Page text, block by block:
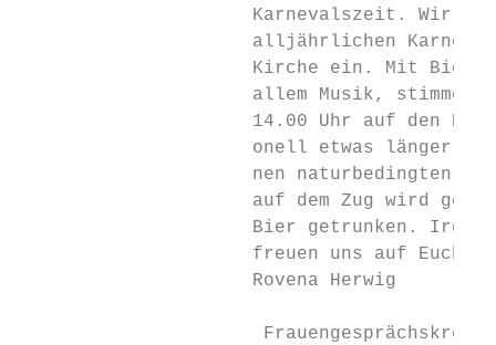
Karnevalszeit. Wir
alljährlichen
Kirche ein. Mit Bier,
allem Musik, stimmen
14.00 Uhr auf den
onell etwas länger
nen naturbedingten
auf dem Zug wird
Bier getrunken.
                     freuen uns auf Euch!
                     Rovena Herwig
                      Frauengesprächskreis